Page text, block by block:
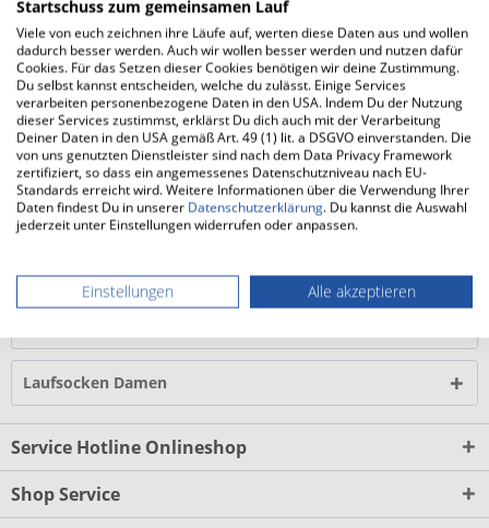
tägliches Training: dieser Schuh bietet dir eine perfekte
Mischung aus reaktiver Dämpfung und effektivem Vortrieb.
Mit modernster Technologie und durchdachtem Design
unterstützt er dich dabei, deine Bestleistungen auf der
Straße zu erreichen.
Leichtes und atmungsaktives Obermaterial
für optimalen Komfort
Das...mehr
Laufsocken Damen
Service Hotline Onlineshop
Shop Service
Startschuss zum gemeinsamen Lauf
Viele von euch zeichnen ihre Läufe auf, werten diese Daten aus und wollen
dadurch besser werden. Auch wir wollen besser werden und nutzen dafür
Cookies. Für das Setzen dieser Cookies benötigen wir deine Zustimmung.
Du selbst kannst entscheiden, welche du zulässt. Einige Services
verarbeiten personenbezogene Daten in den USA. Indem Du der Nutzung
dieser Services zustimmst, erklärst Du dich auch mit der Verarbeitung
Deiner Daten in den USA gemäß Art. 49 (1) lit. a DSGVO einverstanden. Die
von uns genutzten Dienstleister sind nach dem Data Privacy Framework
zertifiziert, so dass ein angemessenes Datenschutzniveau nach EU-
Standards erreicht wird. Weitere Informationen über die Verwendung Ihrer
Daten findest Du in unserer Datenschutzerklärung. Du kannst die Auswahl
jederzeit unter Einstellungen widerrufen oder anpassen.
Einstellungen Alle akzeptieren